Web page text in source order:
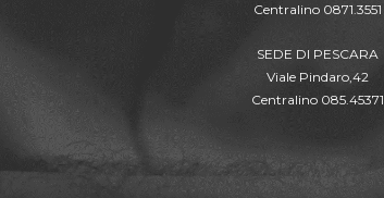
Centralino 0871.3551
SEDE DI PESCARA
Viale Pindaro,42
Centralino 085.45371